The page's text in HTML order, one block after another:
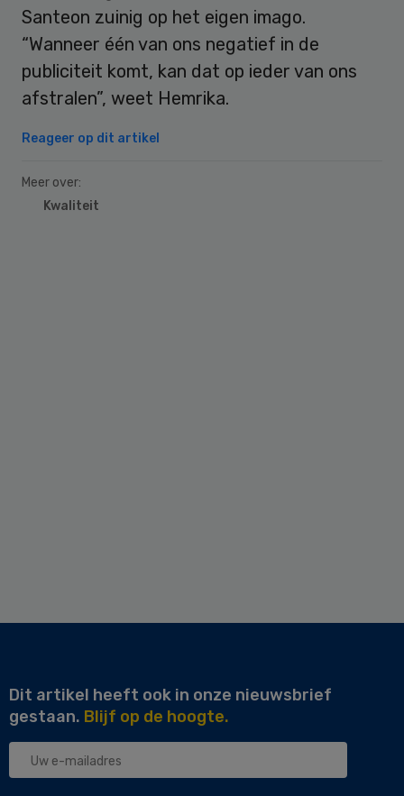
Santeon zuinig op het eigen imago.
“Wanneer één van ons negatief in de
publiciteit komt, kan dat op ieder van ons
afstralen”, weet Hemrika.
Reageer op dit artikel
Meer over:
Kwaliteit
Dit artikel heeft ook in onze nieuwsbrief
gestaan. Blijf op de hoogte.
Uw